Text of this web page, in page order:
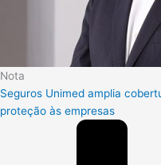
Nota
Seguros Unimed amplia
proteção às empresas